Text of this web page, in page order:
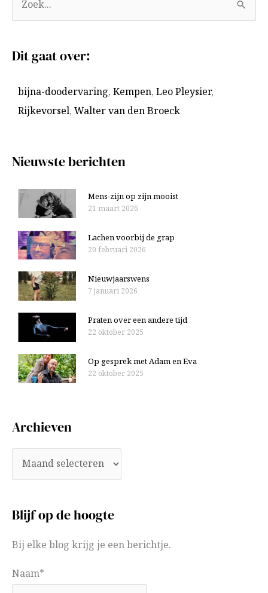
o
k
:
Dit gaat over:
bijna-doodervaring, Kempen, Leo Pleysier,
Rijkevorsel, Walter van den Broeck
Nieuwste berichten
Mens-zijn op zijn mooist
21 maart 2026
Lachen voorbij de grap
20 februari 2026
Nieuwjaarswens
7 januari 2026
Praten over een andere tijd
22 oktober 2025
Op gesprek met Adam en Eva
22 oktober 2025
Archieven
r
h
Blijf op de hoogte
Bij elke blog krijg je een berichtje.
Naam*